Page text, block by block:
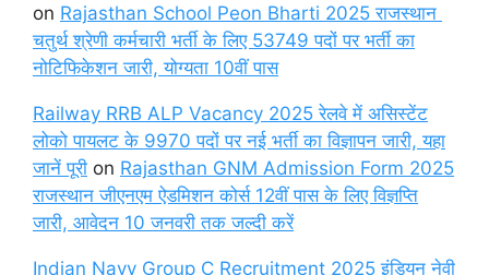
on Rajasthan School Peon Bharti 2025 राजस्थान
चतुर्थ श्रेणी कर्मचारी भर्ती के लिए 53749 पदों पर भर्ती का
नोटिफिकेशन जारी, योग्यता 10वीं पास
Railway RRB ALP Vacancy 2025 रेलवे में असिस्टेंट
लोको पायलट के 9970 पदों पर नई भर्ती का विज्ञापन जारी, यहा
जानें पूरी on Rajasthan GNM Admission Form 2025
राजस्थान जीएनएम ऐडमिशन कोर्स 12वीं पास के लिए विज्ञप्ति
जारी, आवेदन 10 जनवरी तक जल्दी करें
Indian Navy Group C Recruitment 2025 इंडियन नेवी